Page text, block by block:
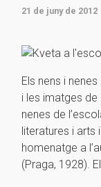
21 de juny de 2012
Els nens i
i les imatges
nenes de
literatures i arts
homenatge a
(Praga, 1928).